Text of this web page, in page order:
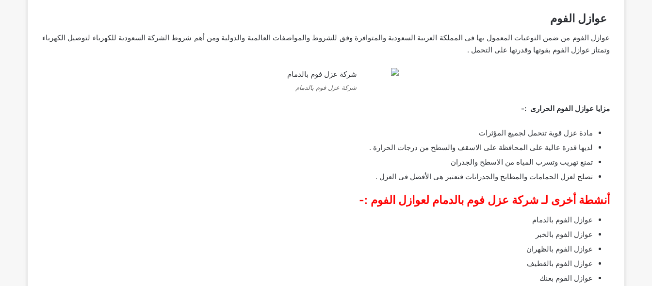
عوازل الفوم
عوازل الفوم من ضمن النوعيات المعمول بها فى المملكة العربية السعودية والمتوافرة وفق للشروط والمواصفات العالمية والدولية ومن أهم شروط الشركة السعودية للكهرباء لتوصيل الكهرباء
وتمتاز عوازل الفوم بقوتها وقدرتها على التحمل .
شركة عزل فوم بالدمام
مزايا عوازل الفوم الحرارى :-
مادة عزل قوية تتحمل لجميع المؤثرات
لديها قدرة عالية على المحافظة على الاسقف والسطح من درجات الحرارة .
تمنع تهريب وتسرب المياه من الاسطح والجدران
تصلح لعزل الحمامات والمطابخ والجدرانات فتعتبر هى الأفضل فى العزل .
أنشطة أخرى لـ شركة عزل فوم بالدمام لعوازل الفوم :-
عوازل الفوم بالدمام
عوازل الفوم بالخبر
عوازل الفوم بالظهران
عوازل الفوم بالقطيف
عوازل الفوم بعنك